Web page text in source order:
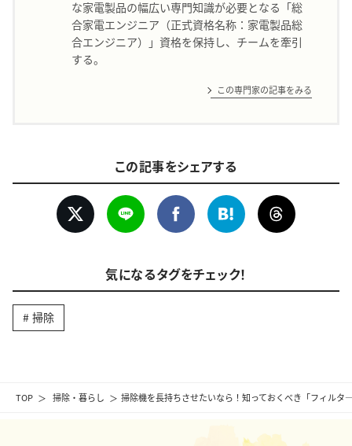
TOP 掃除・暮らし 掃除機を長持ちさせたいなら！知っておくべき「フィル
な家電製品の幅広い専門知識が必要となる「総
合家電エンジニア（正式資格名称：家電製品総
合エンジニア）」資格を保持し、チームを牽引
する。
この専門家の記事をみる
この記事をシェアする
気になるタグをチェック！
掃除